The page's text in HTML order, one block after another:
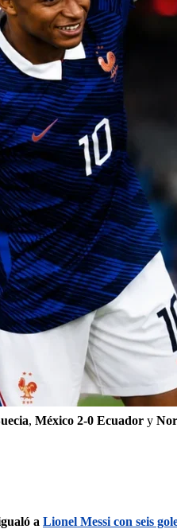
, México 2-0 Ecuador y
a Lionel Messi con seis